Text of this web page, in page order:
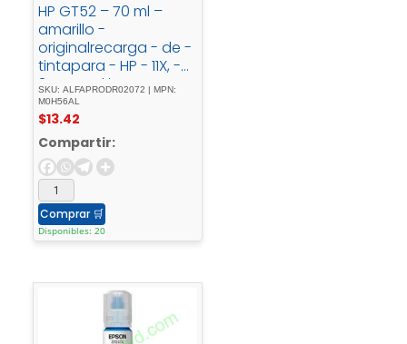
HP GT52 – 70 ml –
amarillo -
originalrecarga - de -
tintapara - HP - 11X, -
31X; - Deskjet - GT -
58XX; - Smart - Tank -
500, - 51X, - 530, -
6001, - 615, - 70XX, -
73XX, - 76XX
SKU: ALFAPRODR02072 | MPN:
M0H56AL
$13.42
Compartir:
Comprar 🛒
Disponibles: 20